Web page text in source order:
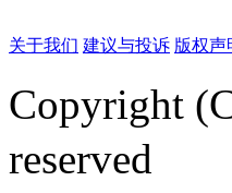
关于我们 建议与投诉 版权声
Copyright
reserved